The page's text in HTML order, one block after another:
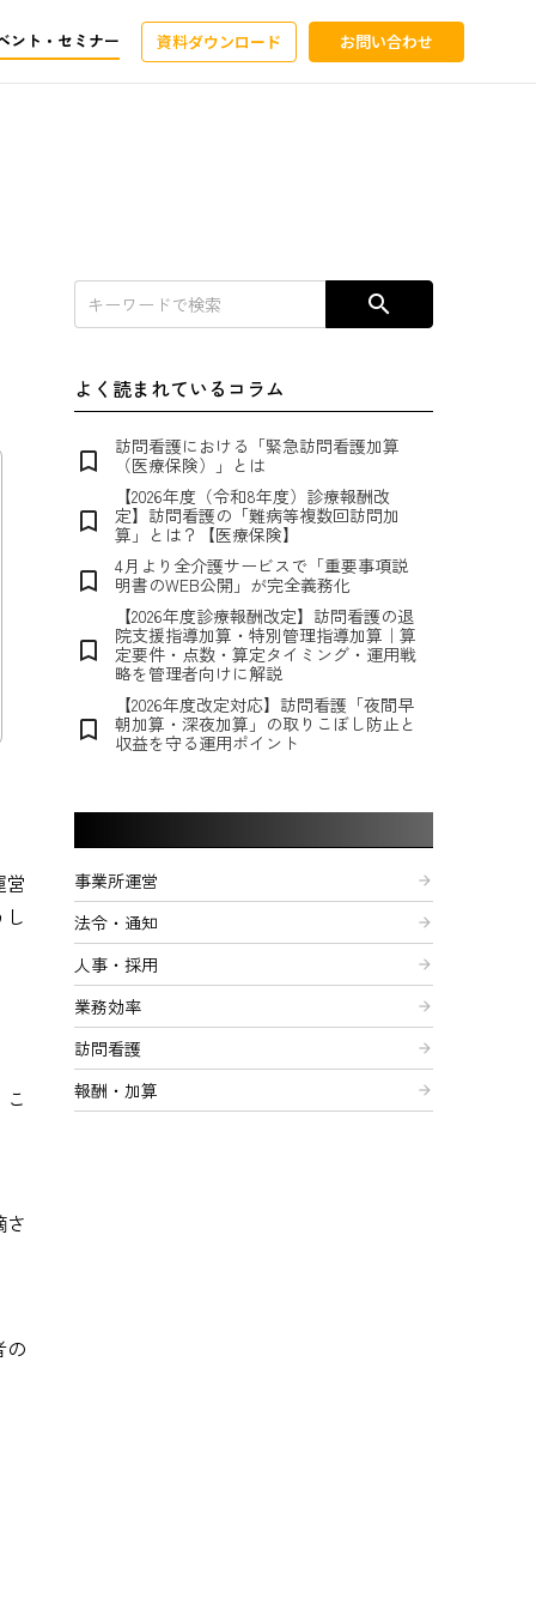
ント・セミナー 資料ダウンロード お問い合わせ
の
search
よく読まれているコラム
bookmark_border
訪問看護における「緊急訪問看護加算
（医療保険）」とは
bookmark_border
【2026年度（令和8年度）診療報酬改
定】訪問看護の「難病等複数回訪問加
算」とは？【医療保険】
bookmark_border
4月より全介護サービスで「重要事項説
明書のWEB公開」が完全義務化
bookmark_border
【2026年度診療報酬改定】訪問看護の退
院支援指導加算・特別管理指導加算｜算
定要件・点数・算定タイミング・運用戦
略を管理者向けに解説
bookmark_border
【2026年度改定対応】訪問看護「夜間早
朝加算・深夜加算」の取りこぼし防止と
収益を守る運用ポイント
事業所運営 arrow_forward
法令・通知 arrow_forward
人事・採用 arrow_forward
業務効率 arrow_forward
訪問看護 arrow_forward
報酬・加算 arrow_forward